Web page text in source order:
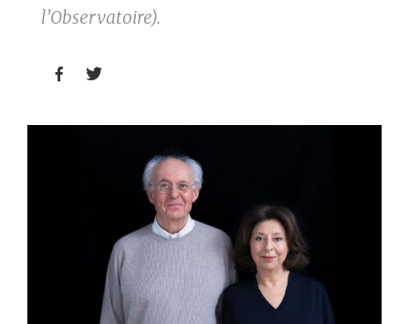
l’Observatoire).
 